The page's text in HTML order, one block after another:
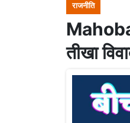
राजनीति
तीखा